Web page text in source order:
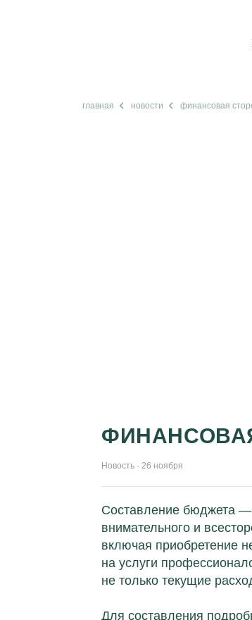
главная новости финансовая
Новость · 26 ноября
Составление бюджета —
внимательного и
включая приобретение
на услуги
не только текущие
Для составления